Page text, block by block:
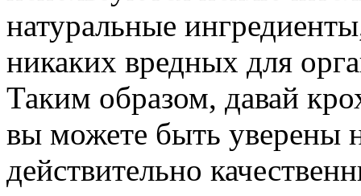
натуральные
никаких вредных для
Таким образом, давай
вы можете быть уверены
действительно